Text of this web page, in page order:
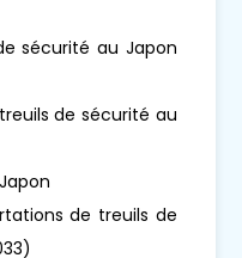
sécurité au Japon
de sécurité au
de treuils de